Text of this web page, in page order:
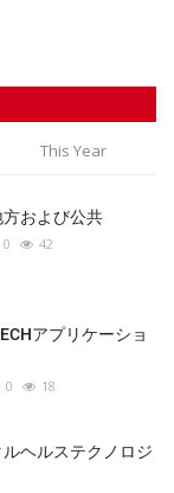
This Year
および公共
0 42
アプリケーショ
0 18
ヘルステクノロジ